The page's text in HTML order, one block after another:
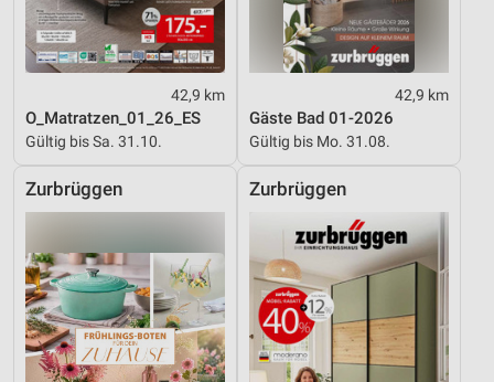
42,9 km
O_Matratzen_01_26_ES
Gültig bis Sa. 31.10.
42,9 km
Gäste Bad 01-2026
Gültig bis Mo. 31.08.
Zurbrüggen Zurbrüggen